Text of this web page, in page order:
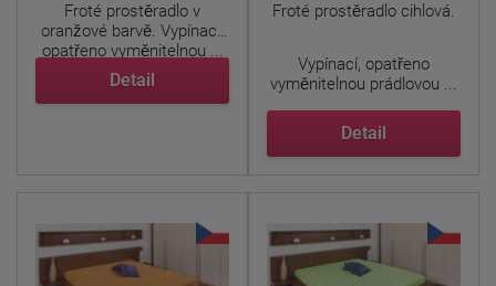
Froté prostěradlo v
oranžové barvě. Vypínací,
opatřeno vyměnitelnou ...
Detail
Froté prostěradlo cihlová.
Vypínací, opatřeno
vyměnitelnou prádlovou ...
Detail